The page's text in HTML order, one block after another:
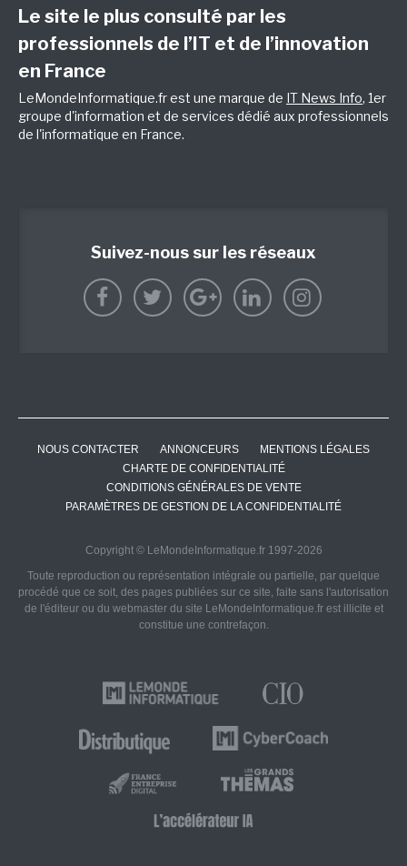
Le site le plus consulté par les
professionnels de l’IT et de l’innovation
en France
LeMondeInformatique.fr est une marque de IT News Info, 1er
groupe d'information et de services dédié aux professionnels
de l'informatique en France.
Suivez-nous sur les réseaux
NOUS CONTACTER ANNONCEURS
MENTIONS LÉGALES
CHARTE DE CONFIDENTIALITÉ
CONDITIONS GÉNÉRALES DE VENTE
PARAMÈTRES DE GESTION DE LA CONFIDENTIALITÉ
Copyright © LeMondeInformatique.fr 1997-2026
Toute reproduction ou représentation intégrale ou partielle, par quelque
procédé que ce soit, des pages publiées sur ce site, faite sans l'autorisation
de l'éditeur ou du webmaster du site LeMondeInformatique.fr est illicite et
constitue une contrefaçon.